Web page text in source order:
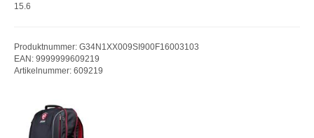
15.6
Produktnummer: G34N1XX009SI900F16003103
EAN: 9999999609219
Artikelnummer: 609219